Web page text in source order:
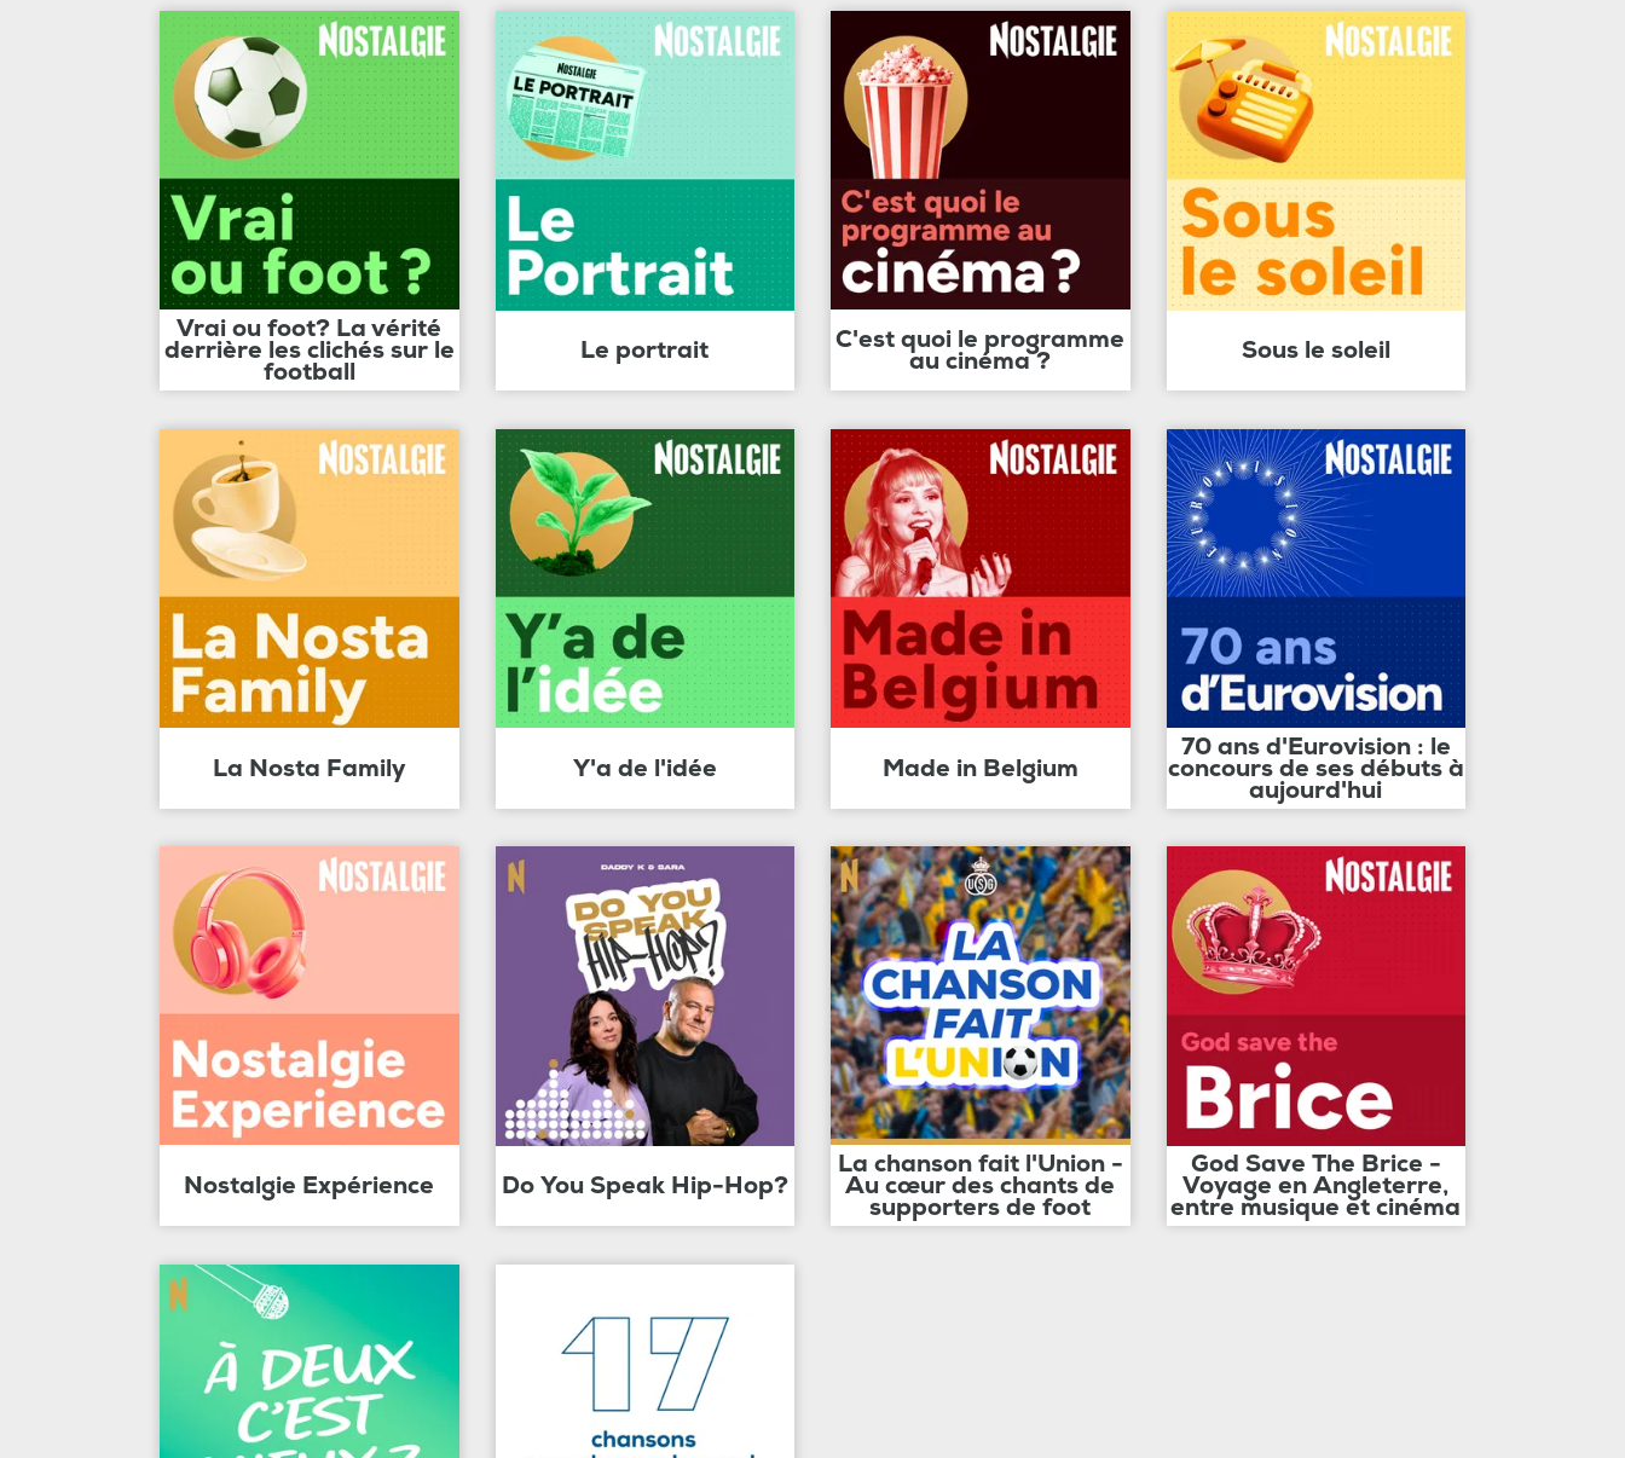
Vrai ou foot? La vérité
derrière les clichés sur le
football
Le portrait C'est quoi le programme
au cinéma ? Sous le soleil
La Nosta Family Y'a de l'idée Made in Belgium
70 ans d'Eurovision : le
concours de ses débuts à
aujourd'hui
Nostalgie Expérience Do You Speak Hip-Hop?
La chanson fait l'Union -
Au cœur des chants de
supporters de foot
God Save The Brice -
Voyage en Angleterre,
entre musique et cinéma